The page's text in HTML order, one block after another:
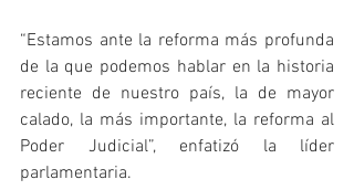
“Estamos ante la reforma más profunda
de la que podemos hablar en la historia
reciente de nuestro país, la de mayor
calado, la más importante, la reforma al
Poder Judicial”, enfatizó la líder
parlamentaria.